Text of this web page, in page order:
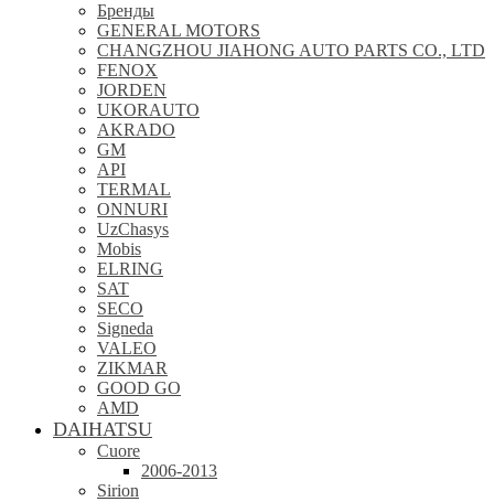
Бренды
GENERAL MOTORS
CHANGZHOU JIAHONG AUTO PARTS CO., LTD
FENOX
JORDEN
UKORAUTO
AKRADO
GM
API
TERMAL
ONNURI
UzChasys
Mobis
ELRING
SAT
SECO
Signeda
VALEO
ZIKMAR
GOOD GO
AMD
DAIHATSU
Cuore
2006-2013
Sirion